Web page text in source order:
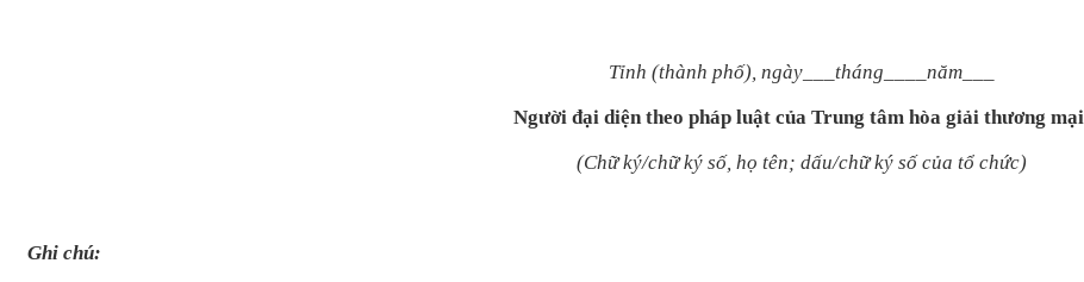
Tỉnh (thành phố), ngày___tháng____năm___
Người đại diện theo pháp luật của Trung tâm hòa giải thương mại
(Chữ ký/chữ ký số, họ tên; dấu/chữ ký số của tổ chức)
Ghi chú: